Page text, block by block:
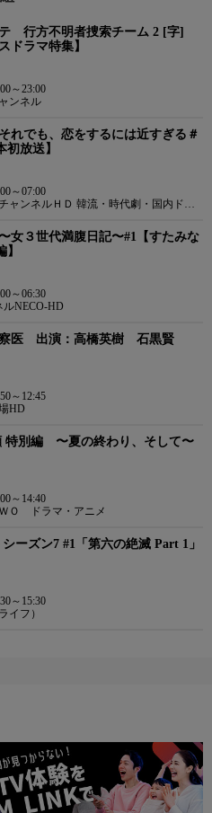
行方不明者捜索チーム 2 [字]
ドラマ特集】
～23:00
ンネル
れでも、恋をするには近すぎる＃
初放送】
～07:00
ャンネルＨＤ 韓流・時代劇・国内ドラ
女３世代満腹日記〜#1【すたみな
～06:30
ルNECO-HD
医 出演：高橋英樹 石黒賢
～12:45
HD
特別編 〜夏の終わり、そして〜
～14:40
Ｏ ドラマ・アニメ
ーズン7 #1「第六の絶滅 Part 1」
～15:30
イフ）